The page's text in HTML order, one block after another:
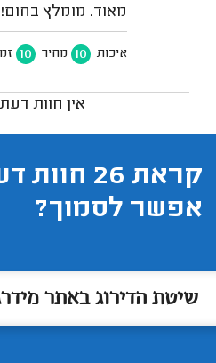
מאוד. מומלץ בחום!
איכות 10 מחיר 10
אין חוות
קראת 26
אפשר לסמוך?
שיטת הדירוג באתר